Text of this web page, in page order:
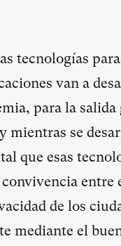
tecnologías
van a
para la salida
mientras se
que esas
entre
de los
mediante el